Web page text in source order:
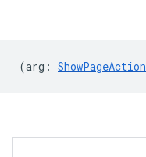
(arg : ShowPageAction